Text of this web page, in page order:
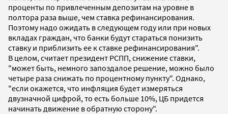
проценты по привлеченным депозитам на уровне в
полтора раза выше, чем ставка рефинансирования.
Поэтому надо ожидать в следующем году или при новых
вкладах граждан, что банки будут стараться понизить
ставку и приблизить ее к ставке рефинансирования".
В целом, считает президент РСПП, снижение ставки,
"может быть, немного запоздалое решение, можно было
четыре раза снижать по процентному пункту". Однако,
"если окажется, что инфляция будет измеряться
двузначной цифрой, то есть больше 10%, ЦБ придется
начинать движение в обратную сторону".